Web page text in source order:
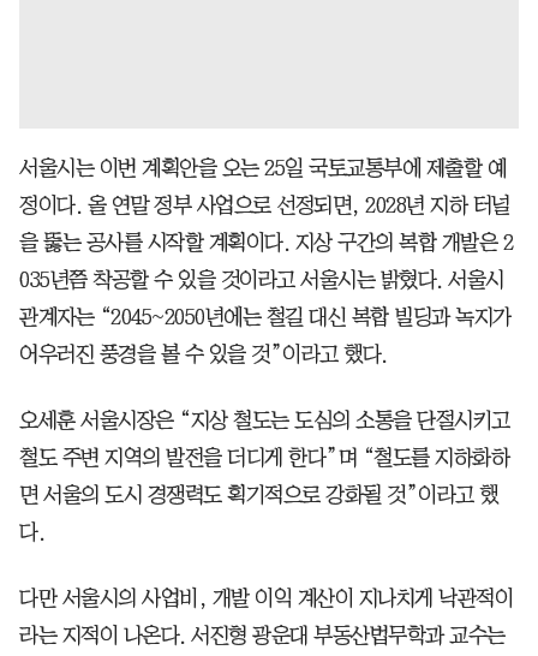
서울시는 이번 계획안을 오는 25일 국토교통부에 제출할 예
정이다. 올 연말 정부 사업으로 선정되면, 2028년 지하 터널
을 뚫는 공사를 시작할 계획이다. 지상 구간의 복합 개발은 2
035년쯤 착공할 수 있을 것이라고 서울시는 밝혔다. 서울시
관계자는 “2045~2050년에는 철길 대신 복합 빌딩과 녹지가
어우러진 풍경을 볼 수 있을 것”이라고 했다.
오세훈 서울시장은 “지상 철도는 도심의 소통을 단절시키고
철도 주변 지역의 발전을 더디게 한다”며 “철도를 지하화하
면 서울의 도시 경쟁력도 획기적으로 강화될 것”이라고 했
다.
다만 서울시의 사업비, 개발 이익 계산이 지나치게 낙관적이
라는 지적이 나온다. 서진형 광운대 부동산법무학과 교수는